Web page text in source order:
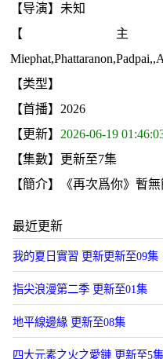
【导演】未知
【
【类型】
【首播】2026
【更新】 2026-06-19
【集數】更新至7集
【簡介】《再次爲你》暫
最近更新
我的夏日實習 更新更新至09集
指尖浪漫第二季 更新至01集
地平線邊緣 更新至08集
四大元素之火之愛鏈 更新至5集